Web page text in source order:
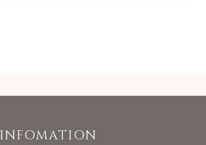
INFOMATION